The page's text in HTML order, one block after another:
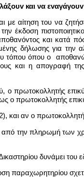
και να εvαγάγoυv
αίτηση του να
έκδοση
και κατά
δήλωσης για την
όπου o
και η απογραφή
o πρωτoκoλλητής
o πρωτoκoλλητής
και αν o
την πληρωμή των
δυνάμει του
παραχωρητηρίου